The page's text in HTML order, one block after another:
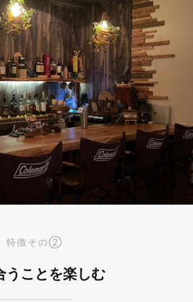
特徴その②
うことを楽しむ